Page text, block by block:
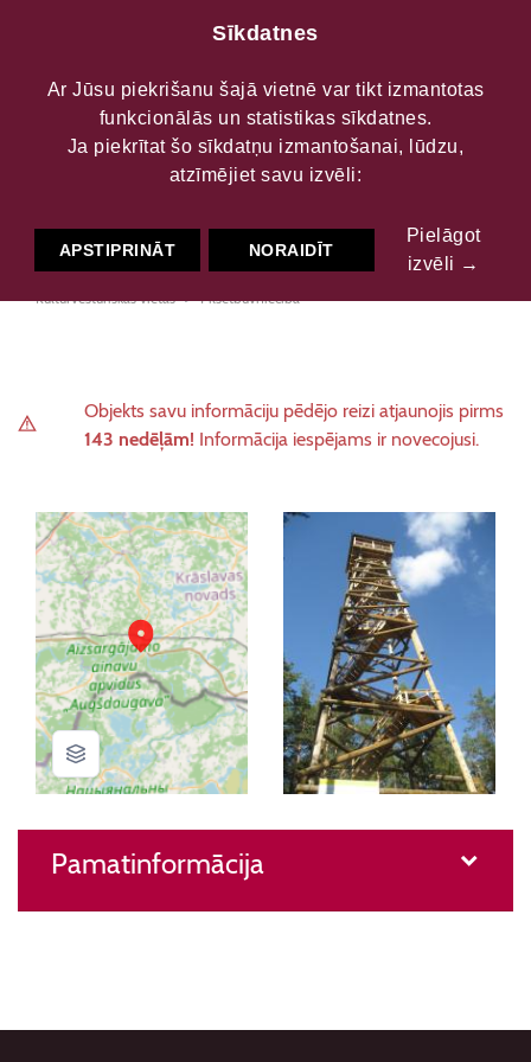
Priedaines skatu tornis
Krāslavā
Kultūrvēsturiskās vietas Pilsētbūvniecība
Objekts savu informāciju pēdējo reizi atjaunojis pirms
143 nedēļām! Informācija iespējams ir novecojusi.
Pamatinformācija
Sīkdatnes
Ar Jūsu piekrišanu šajā vietnē var tikt izmantotas
funkcionālās un statistikas sīkdatnes.
Ja piekrītat šo sīkdatņu izmantošanai, lūdzu,
atzīmējiet savu izvēli:
APSTIPRINĀT NORAIDĪT
Pielāgot
izvēli →